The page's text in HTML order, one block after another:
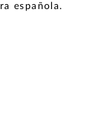
española.